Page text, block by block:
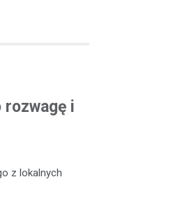
rozwagę i
z lokalnych